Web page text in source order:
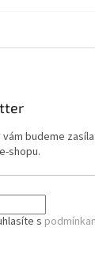
vám budeme
shopu.
s